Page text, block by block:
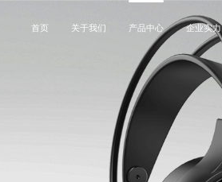
首页 关于我们 产品中心 企业实力